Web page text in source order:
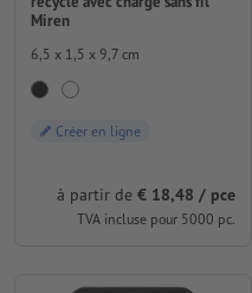
Miren
6,5 x 1,5 x 9,7 cm
Créer en ligne
à partir de € 18,48 / pce
TVA incluse pour 5000 pc.